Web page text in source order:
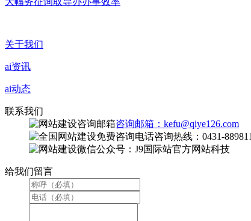
关于我们
ai资讯
ai动态
联系我们
咨询邮箱：kefu@qiye126.com
咨询热线：0431-
微信公众号：J9国际站官方网站科技
给我们留言